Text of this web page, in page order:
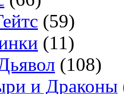
(59)
(11)
(108)
и Драконы